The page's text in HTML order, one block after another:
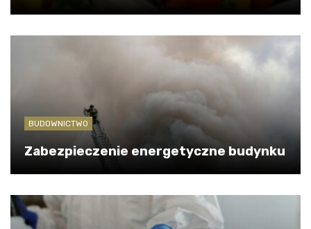
BUDOWNICTWO
Zabezpieczenie energetyczne budynku